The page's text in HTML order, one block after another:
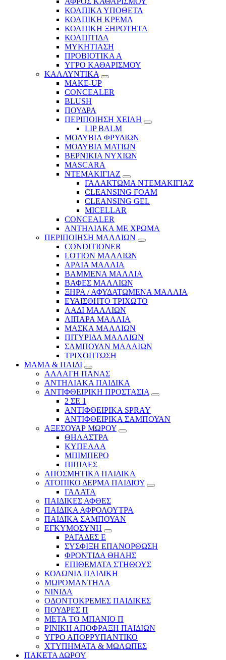
ΚΟΛΠΙΚΑ ΥΠΟΘΕΤΑ
ΚΟΛΠΙΚΗ ΚΡΕΜΑ
ΚΟΛΠΙΚΗ ΞΗΡΟΤΗΤΑ
ΚΟΛΠΙΤΙΔΑ
ΜΥΚΗΤΙΑΣΗ
ΠΡΟΒΙΟΤΙΚΑ Α
ΥΓΡΟ ΚΑΘΑΡΙΣΜΟΥ
ΚΑΛΛΥΝΤΙΚΑ
MAKE-UP
CONCEALER
BLUSH
ΠΟΥΔΡΑ
ΠΕΡΙΠΟΙΗΣΗ ΧΕΙΛΗ
LIP BALM
ΜΟΛΥΒΙΑ ΦΡΥΔΙΩΝ
ΜΟΛΥΒΙΑ ΜΑΤΙΩΝ
ΒΕΡΝΙΚΙΑ ΝΥΧΙΩΝ
MASCARA
ΝΤΕΜΑΚΙΓΙΑΖ
ΓΑΛΑΚΤΩΜΑ ΝΤΕΜΑΚΙΓΙΑΖ
CLEANSING FOAM
CLEANSING GEL
MICELLAR
CONCEALER
ΑΝΤΗΛΙΑΚΑ ΜΕ ΧΡΩΜΑ
ΠΕΡΙΠΟΙΗΣΗ ΜΑΛΛΙΩΝ
CONDITIONER
LOTION ΜΑΛΛΙΩΝ
ΑΡΑΙΑ ΜΑΛΛΙΑ
ΒΑΜΜΕΝΑ ΜΑΛΛΙΑ
ΒΑΦΕΣ ΜΑΛΛΙΩΝ
ΞΗΡΑ / ΑΦΥΔΑΤΩΜΕΝΑ ΜΑΛΛΙΑ
ΕΥΑΙΣΘΗΤΟ ΤΡΙΧΩΤΟ
ΛΑΔΙ ΜΑΛΛΙΩΝ
ΛΙΠΑΡΑ ΜΑΛΛΙΑ
ΜΑΣΚΑ ΜΑΛΛΙΩΝ
ΠΙΤΥΡΙΔΑ ΜΑΛΛΙΩΝ
ΣΑΜΠΟΥΑΝ ΜΑΛΛΙΩΝ
ΤΡΙΧΟΠΤΩΣΗ
ΜΑΜΑ & ΠΑΙΔΙ
ΑΛΛΑΓΗ ΠΑΝΑΣ
ΑΝΤΗΛΙΑΚΑ ΠΑΙΔΙΚΑ
ΑΝΤΙΦΘΕΙΡΙΚΗ ΠΡΟΣΤΑΣΙΑ
2 ΣΕ 1
ΑΝΤΙΦΘΕΙΡΙΚΑ SPRAY
ΑΝΤΙΦΘΕΙΡΙΚΑ ΣΑΜΠΟΥΑΝ
ΑΞΕΣΟΥΑΡ ΜΩΡΟΥ
ΘΗΛΑΣΤΡΑ
ΚΥΠΕΛΛΑ
ΜΠΙΜΠΕΡΟ
ΠΙΠΙΛΕΣ
ΑΠΟΣΜΗΤΙΚΑ ΠΑΙΔΙΚΑ
ΑΤΟΠΙΚΟ ΔΕΡΜΑ ΠΑΙΔΙΟΥ
ΓΑΛΑΤΑ
ΠΑΙΔΙΚΕΣ ΑΦΘΕΣ
ΠΑΙΔΙΚΑ ΑΦΡΟΛΟΥΤΡΑ
ΠΑΙΔΙΚΑ ΣΑΜΠΟΥΑΝ
ΕΓΚΥΜΟΣΥΝΗ
ΡΑΓΑΔΕΣ Ε
ΣΥΣΦΙΞΗ ΕΠΑΝΟΡΘΩΣΗ
ΦΡΟΝΤΙΔΑ ΘΗΛΗΣ
ΕΠΙΘΕΜΑΤΑ ΣΤΗΘΟΥΣ
ΚΟΛΩΝΙΑ ΠΑΙΔΙΚΗ
ΜΩΡΟΜΑΝΤΗΛΑ
ΝΙΝΙΔΑ
ΟΔΟΝΤΟΚΡΕΜΕΣ ΠΑΙΔΙΚΕΣ
ΠΟΥΔΡΕΣ Π
ΜΕΤΑ ΤΟ ΜΠΑΝΙΟ Π
ΡΙΝΙΚΗ ΑΠΟΦΡΑΞΗ ΠΑΙΔΙΩΝ
ΥΓΡΟ ΑΠΟΡΡΥΠΑΝΤΙΚΟ
ΧΤΥΠΗΜΑΤΑ & ΜΩΛΩΠΕΣ
ΠΑΚΕΤΑ ΔΩΡΟΥ